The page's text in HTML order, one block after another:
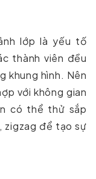
lớp là yếu tố
thành viên đều
khung hình. Nên
với không gian
có thể thử sắp
zigzag để tạo sự